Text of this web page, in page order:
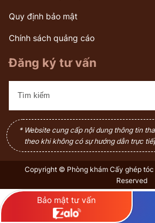
Quy định bảo mật
Chính sách quảng cáo
Đăng ký tư vấn
* Website cung cấp nội dung thông tin
theo khi không có sự hướng dẫn trực
Copyright © Phòng khám Cấy ghép
Reserved
Bảo mật tư vấn